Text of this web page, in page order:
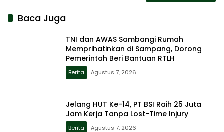
Baca Juga
TNI dan AWAS Sambangi Rumah
Memprihatinkan di Sampang, Dorong
Pemerintah Beri Bantuan RTLH
Berita Agustus 7, 2026
Jelang HUT Ke-14, PT BSI Raih 25 Juta
Jam Kerja Tanpa Lost-Time Injury
Berita Agustus 7, 2026